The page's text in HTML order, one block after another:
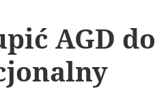
AGD do